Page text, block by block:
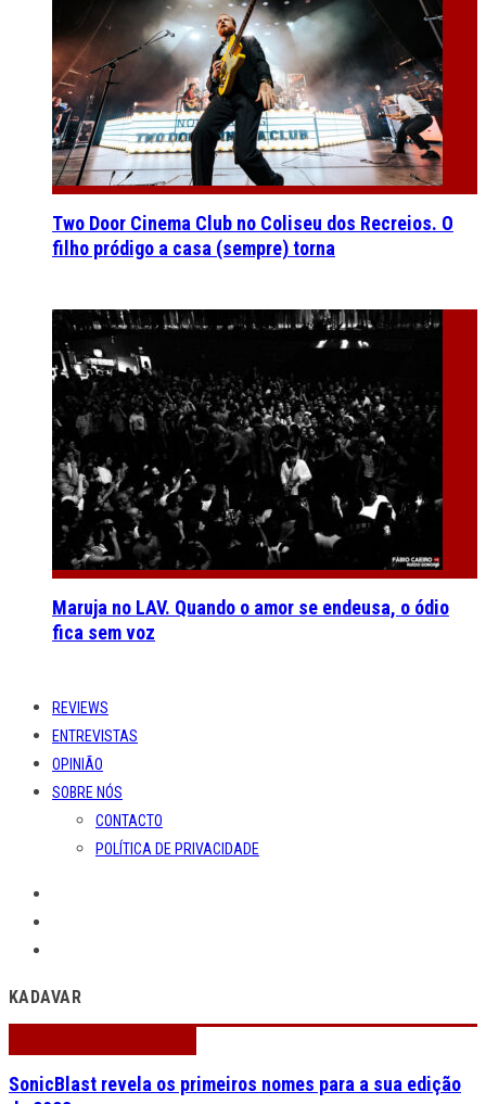
Two Door Cinema Club no Coliseu dos Recreios. O
filho pródigo a casa (sempre) torna
Maruja no LAV. Quando o amor se endeusa, o ódio
fica sem voz
REVIEWS
ENTREVISTAS
OPINIÃO
SOBRE NÓS
CONTACTO
POLÍTICA DE PRIVACIDADE
KADAVAR
SonicBlast revela os primeiros nomes para a sua edição